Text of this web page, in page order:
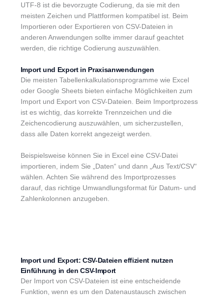
UTF-8 ist die bevorzugte Codierung, da sie mit den
meisten Zeichen und Plattformen kompatibel ist. Beim
Importieren oder Exportieren von CSV-Dateien in
anderen Anwendungen sollte immer darauf geachtet
werden, die richtige Codierung auszuwählen.
Import und Export in Praxisanwendungen
Die meisten Tabellenkalkulationsprogramme wie Excel
oder Google Sheets bieten einfache Möglichkeiten zum
Import und Export von CSV-Dateien. Beim Importprozess
ist es wichtig, das korrekte Trennzeichen und die
Zeichencodierung auszuwählen, um sicherzustellen,
dass alle Daten korrekt angezeigt werden.
Beispielsweise können Sie in Excel eine CSV-Datei
importieren, indem Sie „Daten“ und dann „Aus Text/CSV“
wählen. Achten Sie während des Importprozesses
darauf, das richtige Umwandlungsformat für Datum- und
Zahlenkolonnen anzugeben.
Import und Export: CSV-Dateien effizient nutzen
Einführung in den CSV-Import
Der Import von CSV-Dateien ist eine entscheidende
Funktion, wenn es um den Datenaustausch zwischen